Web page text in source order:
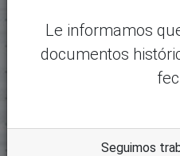
Le informamos
documentos
Seguimos